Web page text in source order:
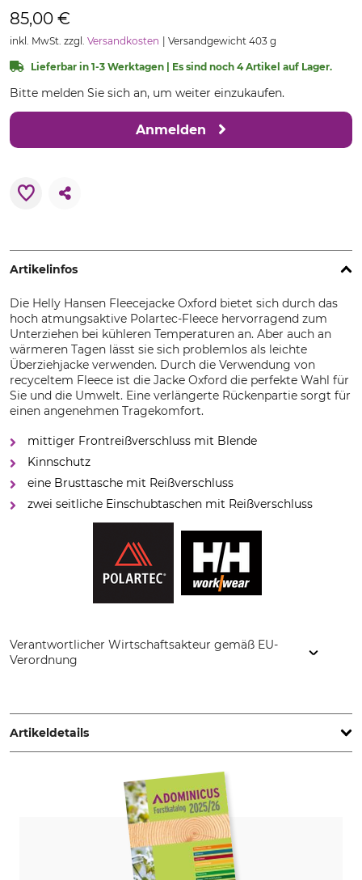
85,00 €
inkl. MwSt. zzgl. Versandkosten Versandgewicht 403 g
Lieferbar in 1-3 Werktagen | Es sind noch 4 Artikel auf Lager.
Bitte melden Sie sich an, um weiter einzukaufen.
Anmelden
Artikelinfos
Die Helly Hansen Fleecejacke Oxford bietet sich durch das
hoch atmungsaktive Polartec-Fleece hervorragend zum
Unterziehen bei kühleren Temperaturen an. Aber auch an
wärmeren Tagen lässt sie sich problemlos als leichte
Überziehjacke verwenden. Durch die Verwendung von
recyceltem Fleece ist die Jacke Oxford die perfekte Wahl für
Sie und die Umwelt. Eine verlängerte Rückenpartie sorgt für
einen angenehmen Tragekomfort.
mittiger Frontreißverschluss mit Blende
Kinnschutz
eine Brusttasche mit Reißverschluss
zwei seitliche Einschubtaschen mit Reißverschluss
Verantwortlicher Wirtschaftsakteur gemäß EU-
Verordnung
München, Germany, www.hellyhansen.com
Artikeldetails
Produkttyp
Fleecejacke
Modellbezeichnung
Oberstoff
100% Polyester
Bleichen